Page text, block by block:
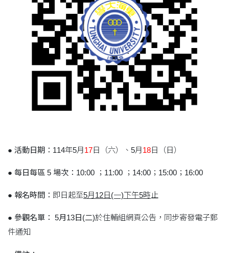
● 活動日期： 114年5月 17日（六）、5月 18日（日）
● 每日每區 5 場次： 10:00 ；11:00 ；14:00；15:00；16:00
● 報名時間： 即日起至5月12日(一)下午5時 止
● 參觀名單： 5月13日(二)於住輔組網頁公告，同步寄發電子郵
件通知